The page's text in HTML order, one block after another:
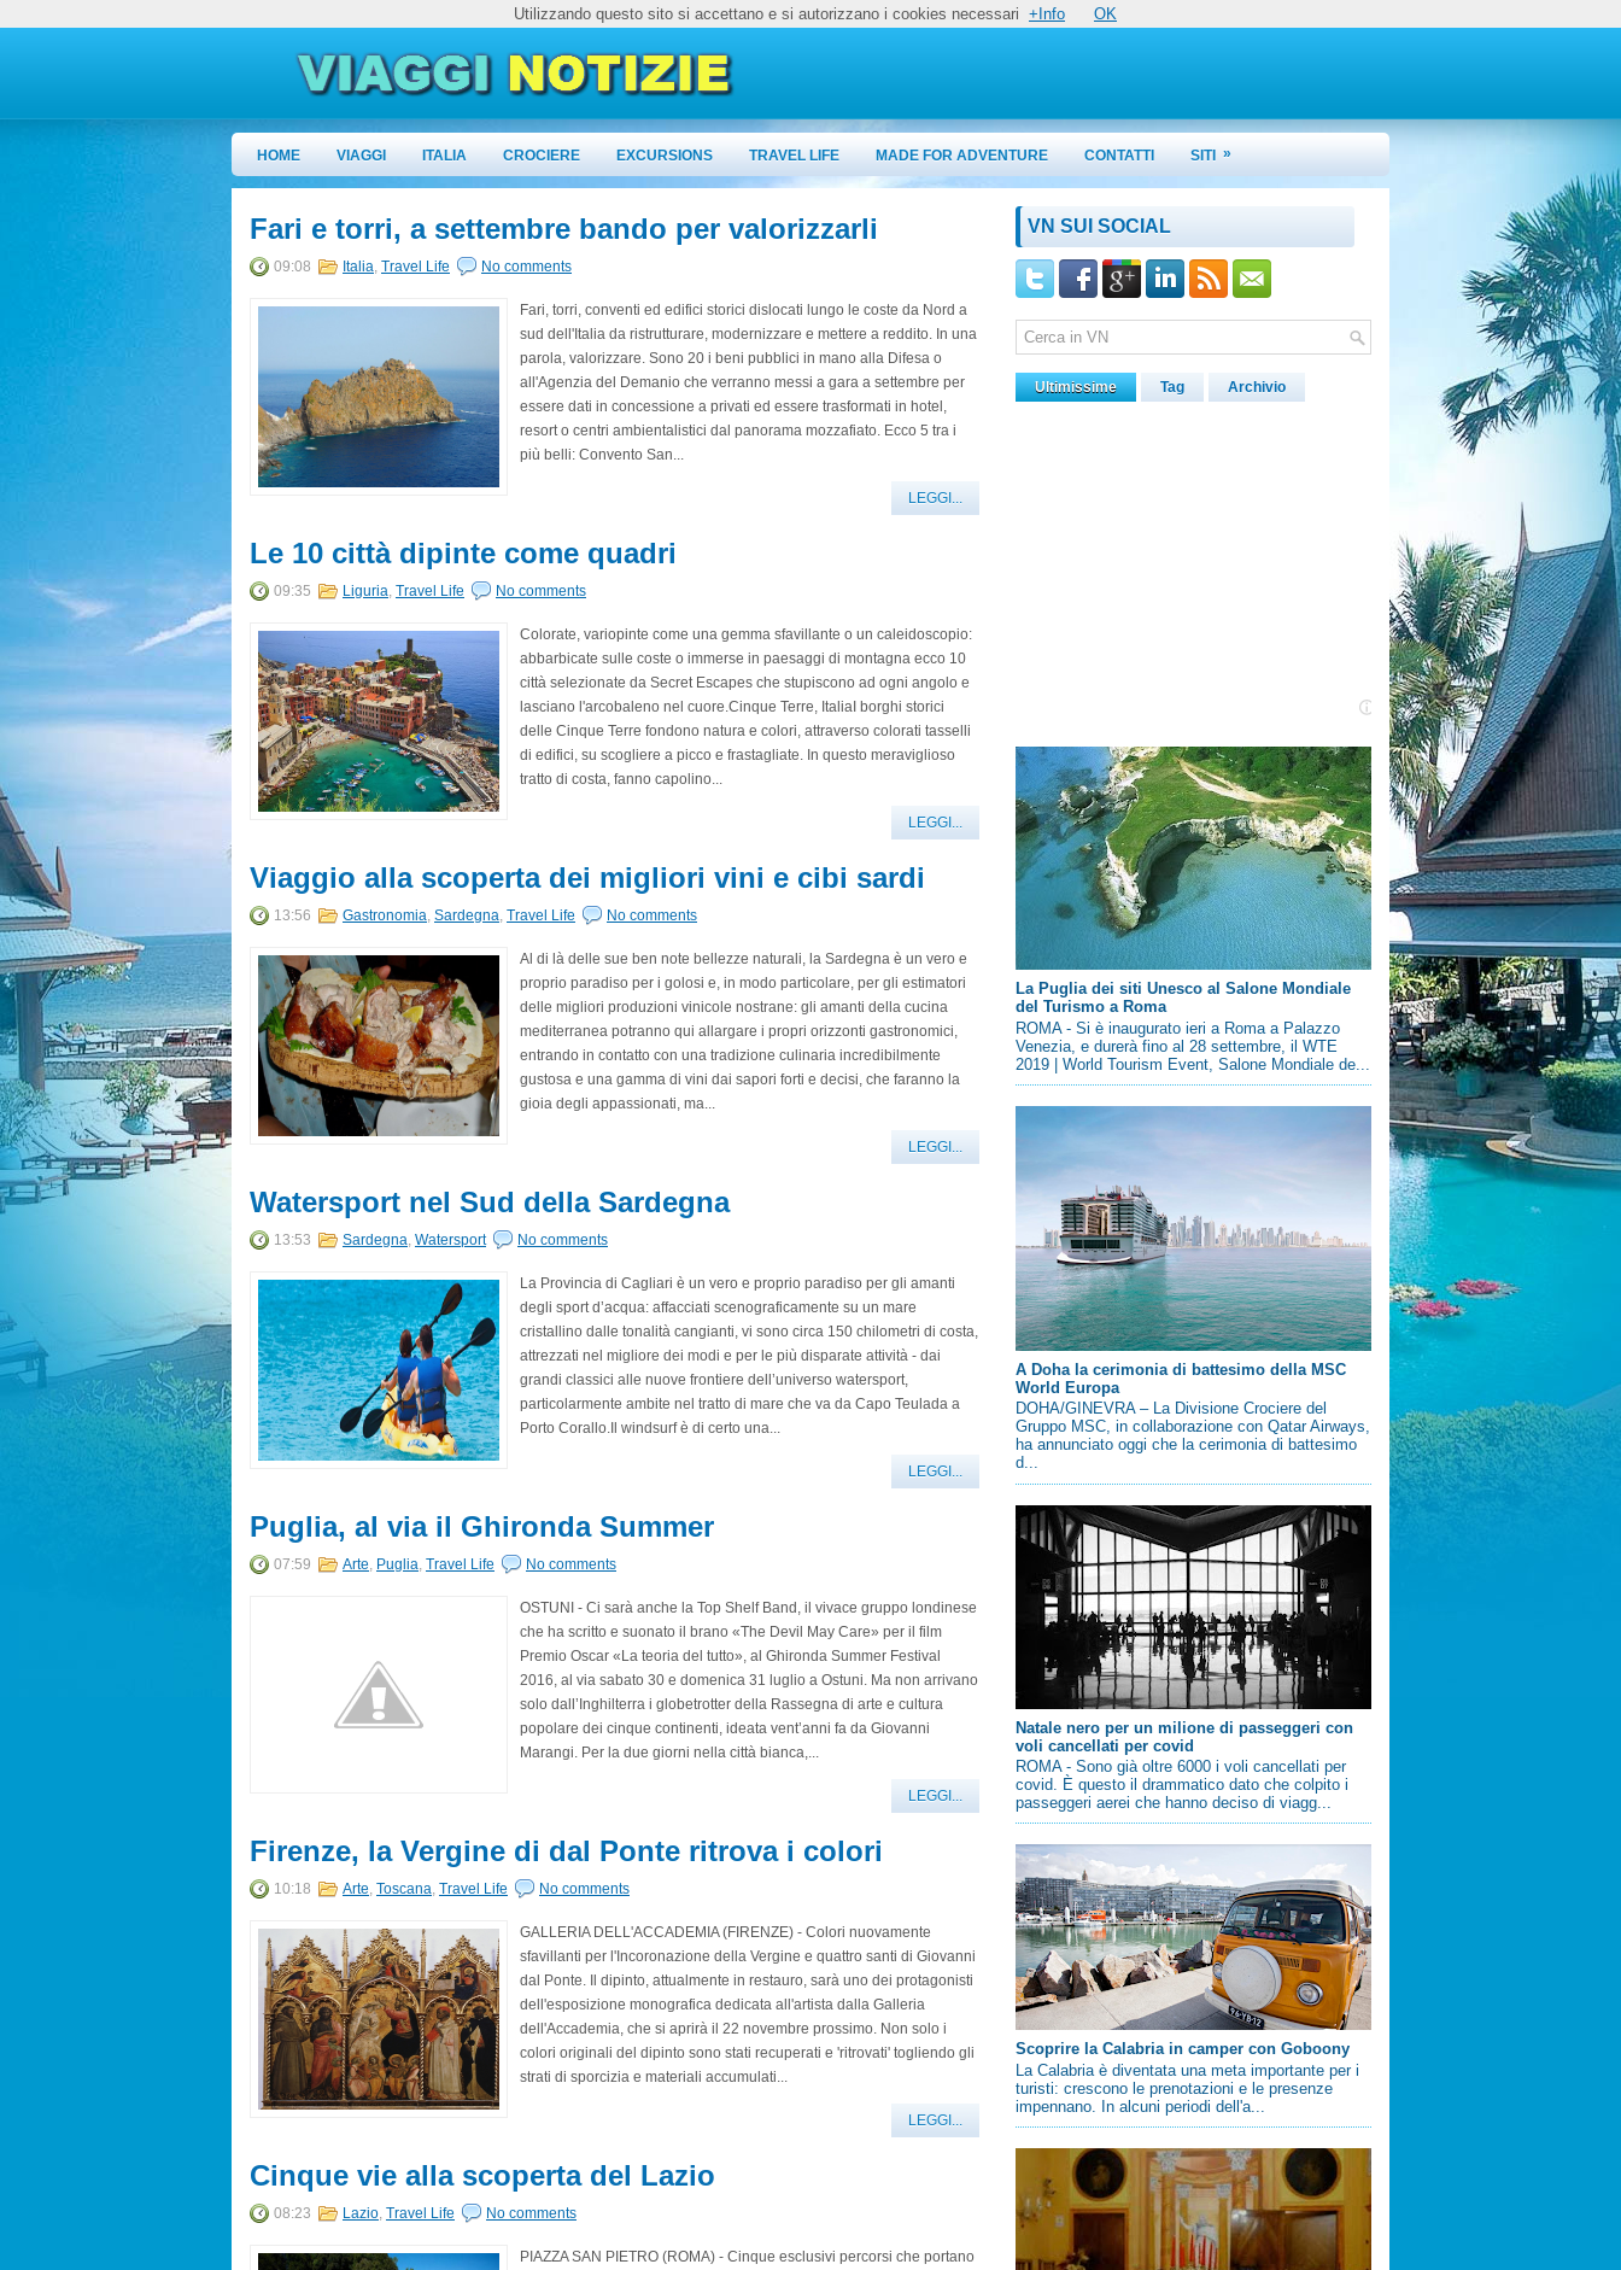
HOME VIAGGI ITALIA CROCIERE EXCURSIONS TRAVEL LIFE MADE FOR ADVENTURE CONTATTI SITI »
Fari e torri, a settembre bando per valorizzarli
09:08 Italia, Travel Life No comments
Fari, torri, conventi ed edifici storici dislocati lungo le coste da Nord a
sud dell'Italia da ristrutturare, modernizzare e mettere a reddito. In una
parola, valorizzare. Sono 20 i beni pubblici in mano alla Difesa o
all'Agenzia del Demanio che verranno messi a gara a settembre per
essere dati in concessione a privati ed essere trasformati in hotel,
resort o centri ambientalistici dal panorama mozzafiato. Ecco 5 tra i
più belli: Convento San...
LEGGI...
Le 10 città dipinte come quadri
09:35 Liguria, Travel Life No comments
Colorate, variopinte come una gemma sfavillante o un caleidoscopio:
abbarbicate sulle coste o immerse in paesaggi di montagna ecco 10
città selezionate da Secret Escapes che stupiscono ad ogni angolo e
lasciano l'arcobaleno nel cuore.Cinque Terre, ItaliaI borghi storici
delle Cinque Terre fondono natura e colori, attraverso colorati tasselli
di edifici, su scogliere a picco e frastagliate. In questo meraviglioso
tratto di costa, fanno capolino...
LEGGI...
Viaggio alla scoperta dei migliori vini e cibi sardi
13:56 Gastronomia, Sardegna, Travel Life No comments
Al di là delle sue ben note bellezze naturali, la Sardegna è un vero e
proprio paradiso per i golosi e, in modo particolare, per gli estimatori
delle migliori produzioni vinicole nostrane: gli amanti della cucina
mediterranea potranno qui allargare i propri orizzonti gastronomici,
entrando in contatto con una tradizione culinaria incredibilmente
gustosa e una gamma di vini dai sapori forti e decisi, che faranno la
gioia degli appassionati, ma...
LEGGI...
Watersport nel Sud della Sardegna
13:53 Sardegna, Watersport No comments
La Provincia di Cagliari è un vero e proprio paradiso per gli amanti
degli sport d’acqua: affacciati scenograficamente su un mare
cristallino dalle tonalità cangianti, vi sono circa 150 chilometri di costa,
attrezzati nel migliore dei modi e per le più disparate attività - dai
grandi classici alle nuove frontiere dell’universo watersport,
particolarmente ambite nel tratto di mare che va da Capo Teulada a
Porto Corallo.Il windsurf è di certo una...
LEGGI...
Puglia, al via il Ghironda Summer
07:59 Arte, Puglia, Travel Life No comments
OSTUNI - Ci sarà anche la Top Shelf Band, il vivace gruppo londinese
che ha scritto e suonato il brano «The Devil May Care» per il film
Premio Oscar «La teoria del tutto», al Ghironda Summer Festival
2016, al via sabato 30 e domenica 31 luglio a Ostuni. Ma non arrivano
solo dall’Inghilterra i globetrotter della Rassegna di arte e cultura
popolare dei cinque continenti, ideata vent’anni fa da Giovanni
Marangi. Per la due giorni nella città bianca,...
LEGGI...
Firenze, la Vergine di dal Ponte ritrova i colori
10:18 Arte, Toscana, Travel Life No comments
GALLERIA DELL'ACCADEMIA (FIRENZE) - Colori nuovamente
sfavillanti per l'Incoronazione della Vergine e quattro santi di Giovanni
dal Ponte. Il dipinto, attualmente in restauro, sarà uno dei protagonisti
dell'esposizione monografica dedicata all'artista dalla Galleria
dell'Accademia, che si aprirà il 22 novembre prossimo. Non solo i
colori originali del dipinto sono stati recuperati e 'ritrovati' togliendo gli
strati di sporcizia e materiali accumulati...
LEGGI...
Cinque vie alla scoperta del Lazio
08:23 Lazio, Travel Life No comments
PIAZZA SAN PIETRO (ROMA) - Cinque esclusivi percorsi che portano
VN SUI SOCIAL
Ultimissime Tag Archivio
La Puglia dei siti Unesco al Salone Mondiale
del Turismo a Roma
ROMA - Si è inaugurato ieri a Roma a Palazzo
Venezia, e durerà fino al 28 settembre, il WTE
2019 | World Tourism Event, Salone Mondiale de...
A Doha la cerimonia di battesimo della MSC
World Europa
DOHA/GINEVRA – La Divisione Crociere del
Gruppo MSC, in collaborazione con Qatar Airways,
ha annunciato oggi che la cerimonia di battesimo
d...
Natale nero per un milione di passeggeri con
voli cancellati per covid
ROMA - Sono già oltre 6000 i voli cancellati per
covid. È questo il drammatico dato che colpito i
passeggeri aerei che hanno deciso di viagg...
Scoprire la Calabria in camper con Goboony
La Calabria è diventata una meta importante per i
turisti: crescono le prenotazioni e le presenze
impennano. In alcuni periodi dell'a...
Utilizzando questo sito si accettano e si autorizzano i cookies necessari +Info OK